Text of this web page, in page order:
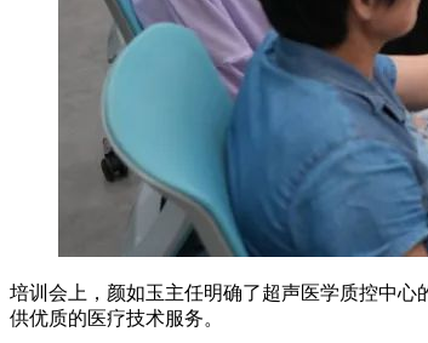
培训会上，颜如玉主任明确了超声医学质控中
供优质的医疗技术服务。